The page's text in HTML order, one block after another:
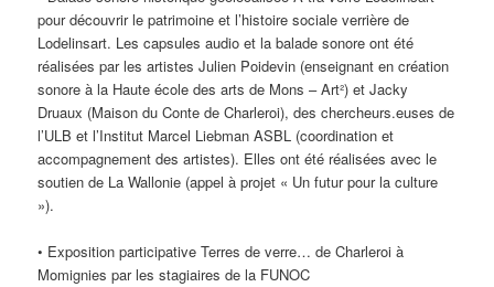
pour découvrir le patrimoine et l’histoire sociale verrière de
Lodelinsart. Les capsules audio et la balade sonore ont été
réalisées par les artistes Julien Poidevin (enseignant en création
sonore à la Haute école des arts de Mons – Art²) et Jacky
Druaux (Maison du Conte de Charleroi), des chercheurs.euses de
l’ULB et l’Institut Marcel Liebman ASBL (coordination et
accompagnement des artistes). Elles ont été réalisées avec le
soutien de La Wallonie (appel à projet « Un futur pour la culture
»).
• Exposition participative Terres de verre… de Charleroi à
Momignies par les stagiaires de la FUNOC